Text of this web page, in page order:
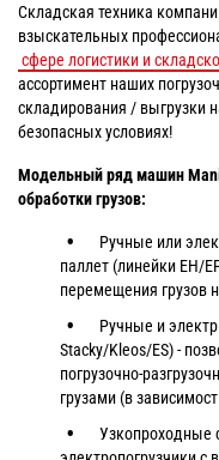
Складская техника
взыскательных
сфере логистики и
ассортимент наших
складирования / выгрузки
безопасных условиях!
Модельный ряд машин
обработки грузов:
Ручные или
паллет (линейки EH/
перемещения грузов
Ручные и
Stacky/Kleos/ES) -
погрузочно-
грузами (в
Узкопроходные